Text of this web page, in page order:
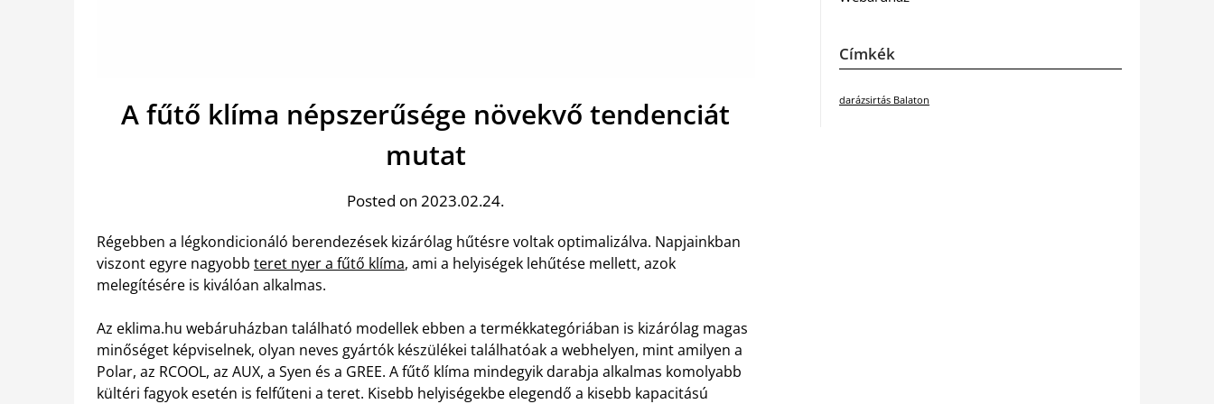
A fűtő klíma népszerűsége növekvő tendenciát
mutat
Posted on 2023.02.24.
Régebben a légkondicionáló berendezések kizárólag hűtésre voltak optimalizálva. Napjainkban
viszont egyre nagyobb teret nyer a fűtő klíma, ami a helyiségek lehűtése mellett, azok
melegítésére is kiválóan alkalmas.
Az eklima.hu webáruházban található modellek ebben a termékkategóriában is kizárólag magas
minőséget képviselnek, olyan neves gyártók készülékei találhatóak a webhelyen, mint amilyen a
Polar, az RCOOL, az AUX, a Syen és a GREE. A fűtő klíma mindegyik darabja alkalmas komolyabb
kültéri fagyok esetén is felfűteni a teret. Kisebb helyiségekbe elegendő a kisebb kapacitású
Címkék
darázsirtás Balaton